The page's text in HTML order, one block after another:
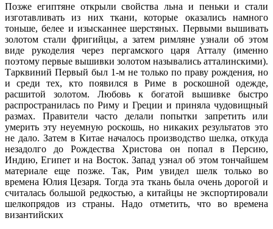
Позже египтяне открыли свойства льна и пеньки и стали
изготавливать из них ткани, которые оказались намного
тоньше, белее и изысканнее шерстяных. Первыми вышивать
золотом стали фригийцы, а затем римляне узнали об этом
виде рукоделия через пергамского царя Атталу (именно
поэтому первые вышивки золотом назывались атталинскими).
Тарквиний Первый был 1-м не только по праву рождения, но
и среди тех, кто появился в Риме в роскошной одежде,
расшитой золотом. Любовь к богатой вышивке быстро
распространилась по Риму и Греции и приняла чудовищный
размах. Правители часто делали попытки запретить или
умерить эту неуемную роскошь, но никаких результатов это
не дало. Затем в Китае началось производство шелка, откуда
незадолго до Рождества Христова он попал в Персию,
Индию, Египет и на Восток. Запад узнал об этом тончайшем
материале еще позже. Так, Рим увидел шелк только во
времена Юлия Цезаря. Тогда эта ткань была очень дорогой и
считалась большой редкостью, а китайцы не экспортировали
шелкопрядов из страны. Надо отметить, что во времена
византийских